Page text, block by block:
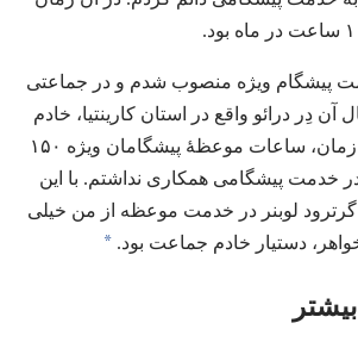
پیشگام ویژه منصوب شدم و در جماعتی
دِر درائو واقع در استان کارینتیا،‏ خادم
جماعت شدم.‏ در آن زمان،‏ ساعات موعظهٔ پیشگامان ویژه ۱۵۰
خدمت پیشگامی همکاری نداشتم.‏ با این
گرترود لوبنر در خدمت موعظه از من خیلی
دستیار خادم جماعت بود.‏ *